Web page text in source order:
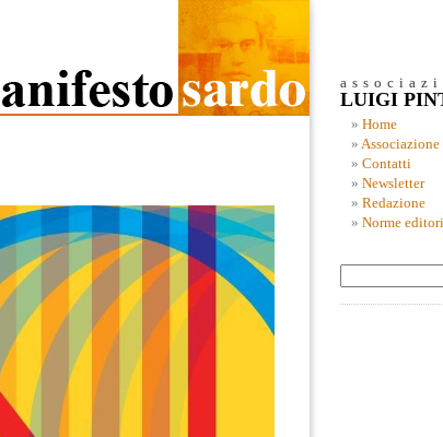
LUIGI
Home
Associazione
Contatti
Newsletter
Redazione
Norme